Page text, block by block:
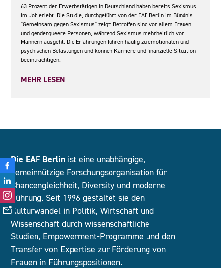
63 Prozent der Erwerbstätigen in Deutschland haben bereits Sexismus
im Job erlebt. Die Studie, durchgeführt von der EAF Berlin im Bündnis
"Gemeinsam gegen Sexismus" zeigt: Betroffen sind vor allem Frauen
und genderqueere Personen, während Sexismus mehrheitlich von
Männern ausgeht. Die Erfahrungen führen häufig zu emotionalen und
psychischen Belastungen und können Karriere und finanzielle Situation
beeinträchtigen.
MEHR LESEN
Die EAF Berlin ist eine unabhängige,
gemeinnützige Forschungsorganisation für
Chancengleichheit, Diversity und moderne
Führung. Seit 1996 gestaltet sie den
Kulturwandel in Politik, Wirtschaft und
Wissenschaft durch wissenschaftliche
Studien, Empowerment-Programme und den
Transfer von Expertise zur Förderung von
Frauen in Führungspositionen.